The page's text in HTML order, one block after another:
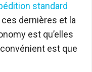
standard
dernières et la
est qu’elles
est que